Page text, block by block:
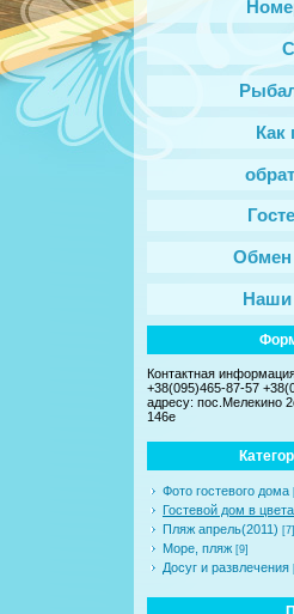
Как
Обмен
Наши
Контактная
+38(095)465-87-57
адресу: пос.Мелекино
146е
Фото гостевого дома
Гостевой дом в
Пляж апрель(2011) [7]
Море, пляж [9]
Досуг и развлечения